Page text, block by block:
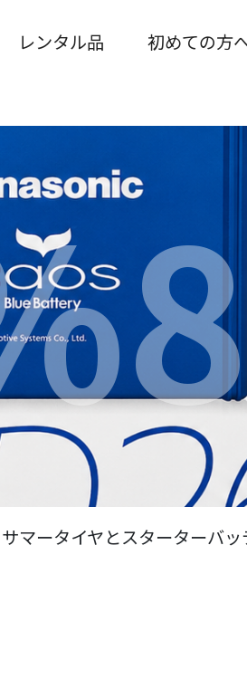
レンタル品
初めての方
行いま
サマータイヤとスターターバ